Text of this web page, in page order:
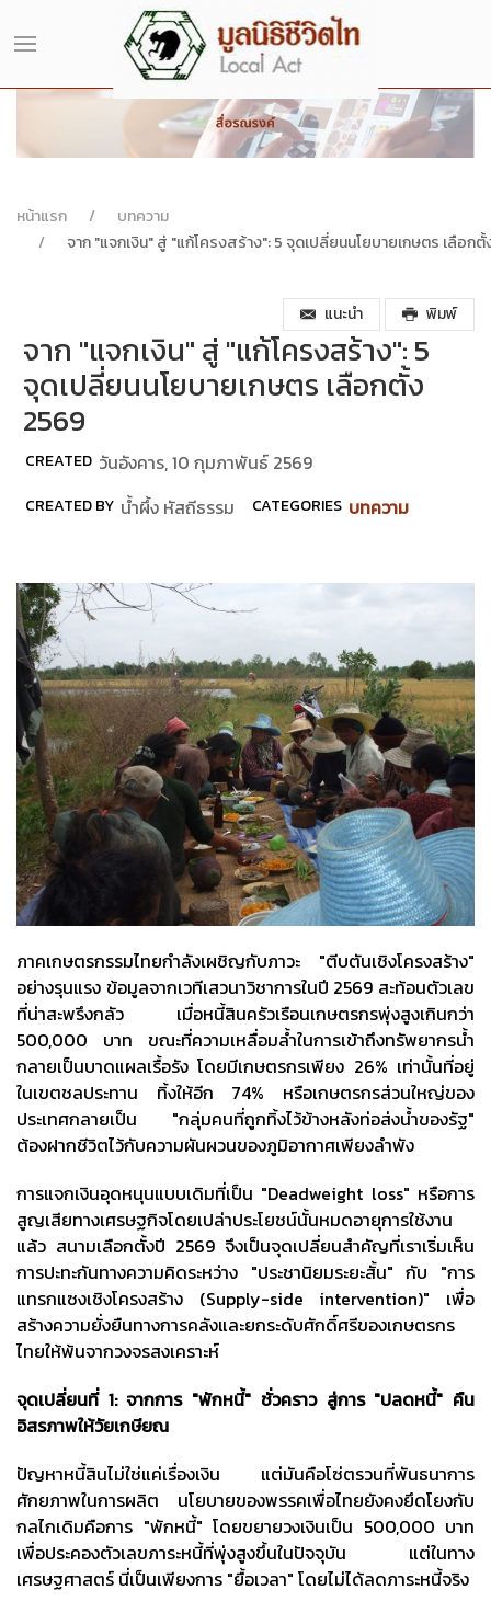
หน้าแรก
บทความ
จาก "แจกเงิน" สู่ "แก้โครงสร้าง": 5 จุดเปลี่ยนนโยบายเกษตร เลือก
แนะนำ พิมพ์
จาก "แจกเงิน" สู่ "แก้โครงสร้าง": 5
จุดเปลี่ยนนโยบายเกษตร เลือกตั้ง
2569
CREATED วันอังคาร, 10 กุมภาพันธ์ 2569
CREATED BY น้ำผึ้ง หัสถีธรรม CATEGORIES บทความ
ภาคเกษตรกรรมไทยกำลังเผชิญกับภาวะ "ตีบตันเชิงโครงสร้าง"
อย่างรุนแรง ข้อมูลจากเวทีเสวนาวิชาการในปี 2569 สะท้อนตัวเลข
ที่น่าสะพรึงกลัว เมื่อหนี้สินครัวเรือนเกษตรกรพุ่งสูงเกินกว่า
500,000 บาท ขณะที่ความเหลื่อมล้ำในการเข้าถึงทรัพยากรน้ำ
กลายเป็นบาดแผลเรื้อรัง โดยมีเกษตรกรเพียง 26% เท่านั้นที่อยู่
ในเขตชลประทาน ทิ้งให้อีก 74% หรือเกษตรกรส่วนใหญ่ของ
ประเทศกลายเป็น "กลุ่มคนที่ถูกทิ้งไว้ข้างหลังท่อส่งน้ำของรัฐ"
ต้องฝากชีวิตไว้กับความผันผวนของภูมิอากาศเพียงลำพัง
การแจกเงินอุดหนุนแบบเดิมที่เป็น "Deadweight loss" หรือการ
สูญเสียทางเศรษฐกิจโดยเปล่าประโยชน์นั้นหมดอายุการใช้งาน
แล้ว สนามเลือกตั้งปี 2569 จึงเป็นจุดเปลี่ยนสำคัญที่เราเริ่มเห็น
การปะทะกันทางความคิดระหว่าง "ประชานิยมระยะสั้น" กับ "การ
แทรกแซงเชิงโครงสร้าง (Supply-side intervention)" เพื่อ
สร้างความยั่งยืนทางการคลังและยกระดับศักดิ์ศรีของเกษตรกร
ไทยให้พ้นจากวงจรสงเคราะห์
จุดเปลี่ยนที่ 1: จากการ "พักหนี้" ชั่วคราว สู่การ "ปลดหนี้" คืน
อิสรภาพให้วัยเกษียณ
ปัญหาหนี้สินไม่ใช่แค่เรื่องเงิน แต่มันคือโซ่ตรวนที่พันธนาการ
ศักยภาพในการผลิต นโยบายของพรรคเพื่อไทยยังคงยึดโยงกับ
กลไกเดิมคือการ "พักหนี้" โดยขยายวงเงินเป็น 500,000 บาท
เพื่อประคองตัวเลขภาระหนี้ที่พุ่งสูงขึ้นในปัจจุบัน แต่ในทาง
เศรษฐศาสตร์ นี่เป็นเพียงการ "ยื้อเวลา" โดยไม่ได้ลดภาระหนี้จริง